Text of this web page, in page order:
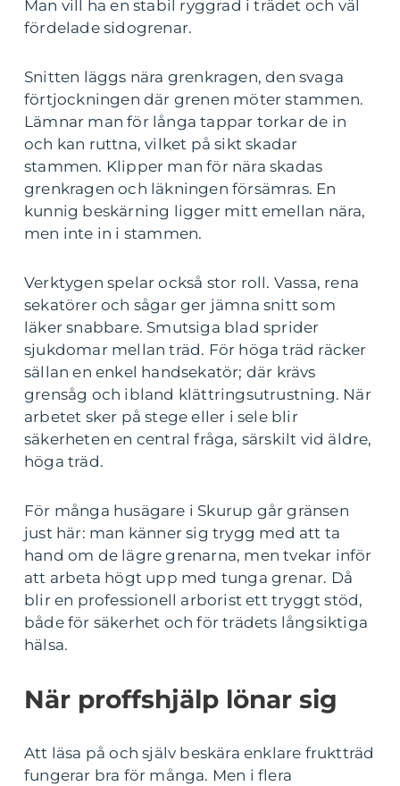
Man vill ha en stabil ryggrad i trädet och väl
fördelade sidogrenar.
Snitten läggs nära grenkragen, den svaga
förtjockningen där grenen möter stammen.
Lämnar man för långa tappar torkar de in
och kan ruttna, vilket på sikt skadar
stammen. Klipper man för nära skadas
grenkragen och läkningen försämras. En
kunnig beskärning ligger mitt emellan nära,
men inte in i stammen.
Verktygen spelar också stor roll. Vassa, rena
sekatörer och sågar ger jämna snitt som
läker snabbare. Smutsiga blad sprider
sjukdomar mellan träd. För höga träd räcker
sällan en enkel handsekatör; där krävs
grensåg och ibland klättringsutrustning. När
arbetet sker på stege eller i sele blir
säkerheten en central fråga, särskilt vid äldre,
höga träd.
För många husägare i Skurup går gränsen
just här: man känner sig trygg med att ta
hand om de lägre grenarna, men tvekar inför
att arbeta högt upp med tunga grenar. Då
blir en professionell arborist ett tryggt stöd,
både för säkerhet och för trädets långsiktiga
hälsa.
När proffshjälp lönar sig
Att läsa på och själv beskära enklare fruktträd
fungerar bra för många. Men i flera